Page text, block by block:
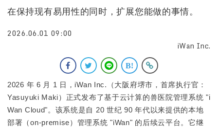
在保持现有易用性的同时，扩展您能做的事情。
2026.06.01 09:00
iWan Inc.
2026 年 6 月 1 日，iWan Inc.（大阪府堺市，首席执行官：
Yasuyuki Maki）正式发布了基于云计算的兽医院管理系统 "i
Wan Cloud"。该系统是自 20 世纪 90 年代以来提供的本地
部署（on-premise）管理系统 "iWan" 的后续云平台。它继